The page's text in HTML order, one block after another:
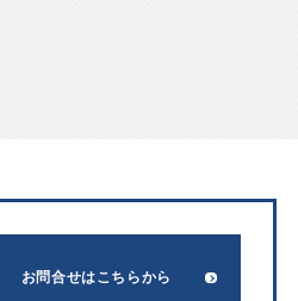
お問合せはこちらから